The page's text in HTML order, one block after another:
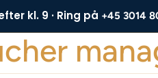
kl. 9 · Ring på +45 3014